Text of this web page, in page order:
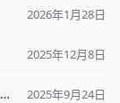
2026年1月28日
2025年12月8日
于心流之上，立不逾之矩 ——论短视频时代的自由与枷锁 2025年9月24日